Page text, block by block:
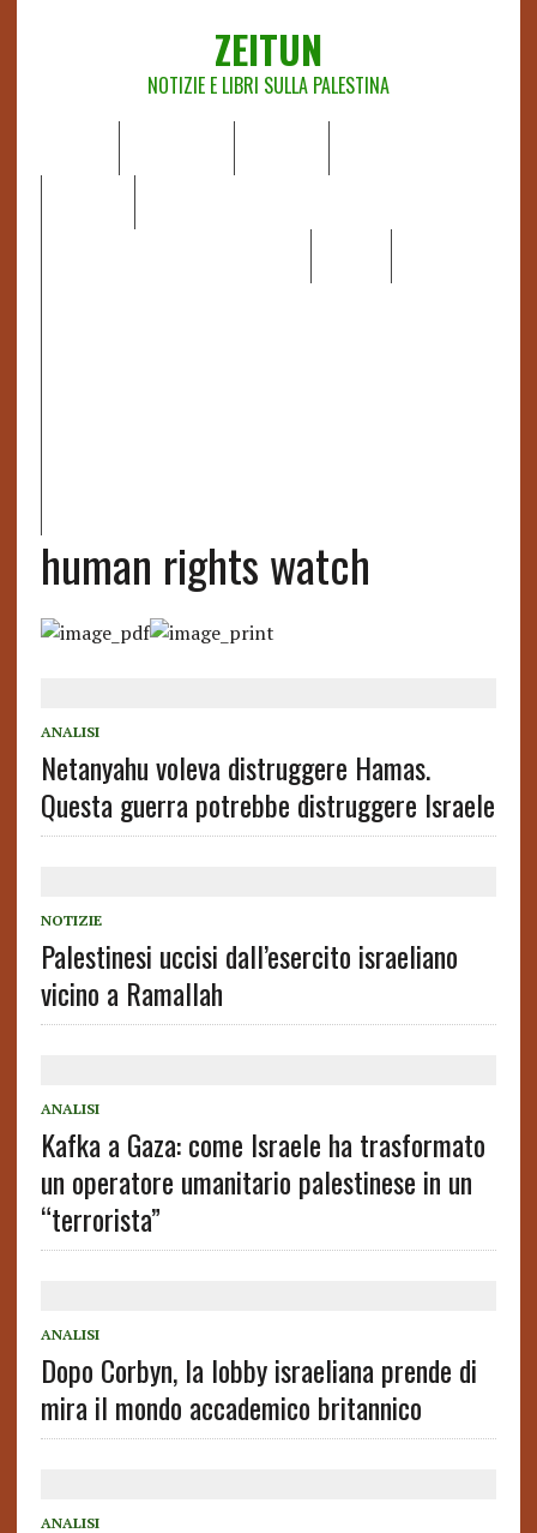
ZEITUN
NOTIZIE E LIBRI SULLA PALESTINA
human rights watch
ANALISI
Netanyahu voleva distruggere Hamas.
Questa guerra potrebbe distruggere Israele
NOTIZIE
Palestinesi uccisi dall’esercito israeliano
vicino a Ramallah
ANALISI
Kafka a Gaza: come Israele ha trasformato
un operatore umanitario palestinese in un
“terrorista”
ANALISI
Dopo Corbyn, la lobby israeliana prende di
mira il mondo accademico britannico
ANALISI